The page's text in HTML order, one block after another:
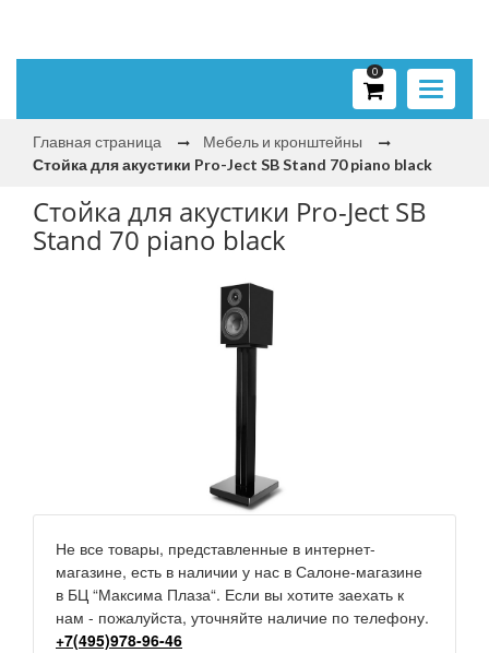
Toggle
0
Главная страница
Мебель и кронштейны
Стойка для акустики Pro-Ject SB Stand 70 piano black
Стойка для акустики Pro-Ject SB
Stand 70 piano black
Не все товары, представленные в интернет-
магазине, есть в наличии у нас в Салоне-магазине
в БЦ “Максима Плаза“. Если вы хотите заехать к
нам - пожалуйста, уточняйте наличие по телефону.
+7(495)978-96-46